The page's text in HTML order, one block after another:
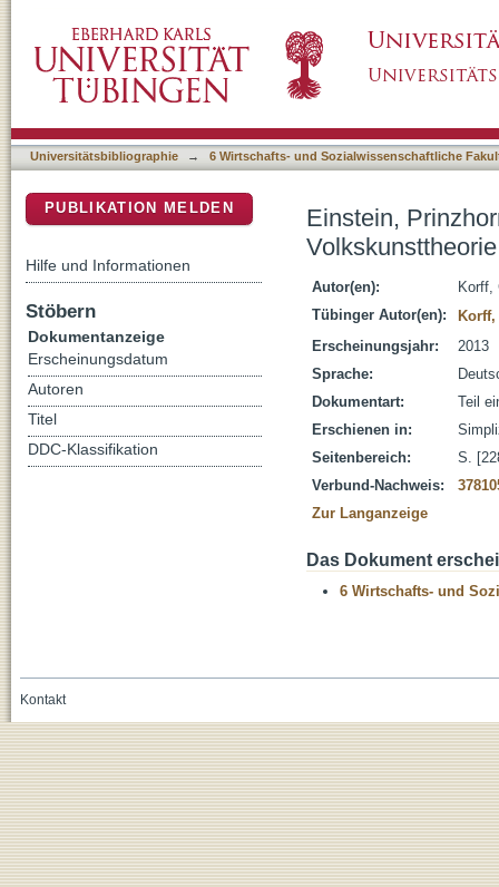
Zwischenkriegszeit
Universitätsbibliographie → 6 Wirtschafts- und Sozialwissenschaftliche
Einstein,
Autor(en):
Korff,
Tübinger Autor(en):
Erscheinungsjahr:
2013
Sprache:
Dokumentart:
Teil
Erschienen in:
Seitenbereich:
S.
Verbund-Nachweis:
Zur Langanzeige
Das Dokument
6 Wirtschafts- und
PUBLIKATION MELDEN
Hilfe und Informationen
Stöbern
Dokumentanzeige
Erscheinungsdatum
Autoren
Titel
DDC-Klassifikation
Kontakt